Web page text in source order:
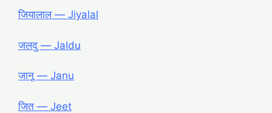
जियालाल ― Jiyalal
जलदु ― Jaldu
जानू ― Janu
जित ― Jeet